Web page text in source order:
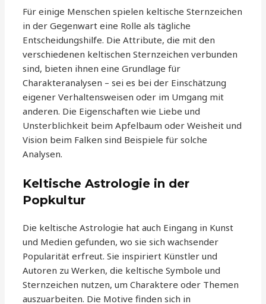
Für einige Menschen spielen keltische Sternzeichen
in der Gegenwart eine Rolle als tägliche
Entscheidungshilfe. Die Attribute, die mit den
verschiedenen keltischen Sternzeichen verbunden
sind, bieten ihnen eine Grundlage für
Charakteranalysen – sei es bei der Einschätzung
eigener Verhaltensweisen oder im Umgang mit
anderen. Die Eigenschaften wie Liebe und
Unsterblichkeit beim Apfelbaum oder Weisheit und
Vision beim Falken sind Beispiele für solche
Analysen.
Keltische Astrologie in der
Popkultur
Die keltische Astrologie hat auch Eingang in Kunst
und Medien gefunden, wo sie sich wachsender
Popularität erfreut. Sie inspiriert Künstler und
Autoren zu Werken, die keltische Symbole und
Sternzeichen nutzen, um Charaktere oder Themen
auszuarbeiten. Die Motive finden sich in